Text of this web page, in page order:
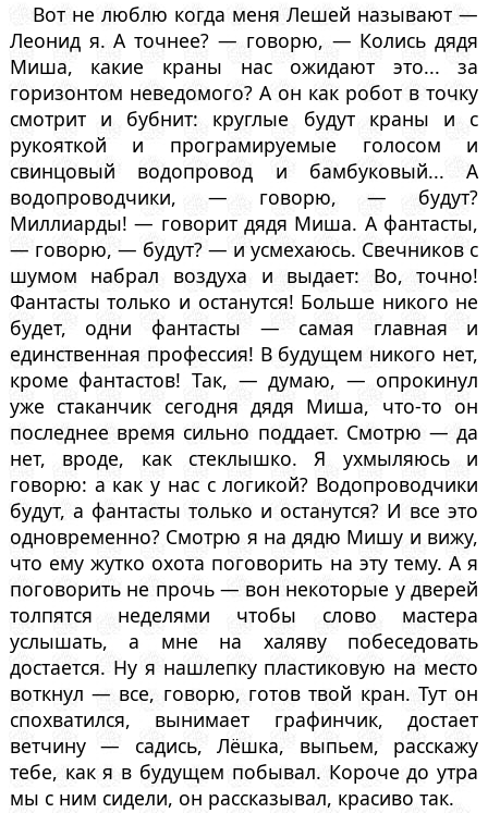
Вот не люблю когда меня Лешей называют —
Леонид я. А точнее? — говорю, — Колись дядя
Миша, какие краны нас ожидают это... за
горизонтом неведомого? А он как робот в точку
смотрит и бубнит: круглые будут краны и с
рукояткой и програмируемые голосом и
свинцовый водопровод и бамбуковый... А
водопроводчики, — говорю, — будут?
Миллиарды! — говорит дядя Миша. А фантасты,
— говорю, — будут? — и усмехаюсь. Свечников с
шумом набрал воздуха и выдает: Во, точно!
Фантасты только и останутся! Больше никого не
будет, одни фантасты — самая главная и
единственная профессия! В будущем никого нет,
кроме фантастов! Так, — думаю, — опрокинул
уже стаканчик сегодня дядя Миша, что-то он
последнее время сильно поддает. Смотрю — да
нет, вроде, как стеклышко. Я ухмыляюсь и
говорю: а как у нас с логикой? Водопроводчики
будут, а фантасты только и останутся? И все это
одновременно? Смотрю я на дядю Мишу и вижу,
что ему жутко охота поговорить на эту тему. А я
поговорить не прочь — вон некоторые у дверей
толпятся неделями чтобы слово мастера
услышать, а мне на халяву побеседовать
достается. Ну я нашлепку пластиковую на место
воткнул — все, говорю, готов твой кран. Тут он
спохватился, вынимает графинчик, достает
ветчину — садись, Лёшка, выпьем, расскажу
тебе, как я в будущем побывал. Короче до утра
мы с ним сидели, он рассказывал, красиво так.